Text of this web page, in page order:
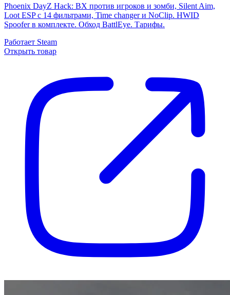
Phoenix DayZ Hack: ВХ против игроков и зомби, Silent Aim,
Loot ESP с 14 фильтрами, Time changer и NoClip. HWID
Spoofer в комплекте. Обход BattlEye. Тарифы.
Работает Steam
Открыть товар